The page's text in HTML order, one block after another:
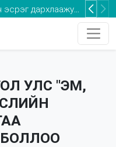
Та 2-5 насны хүүхдээ томуугийн эсрэг дархлаажуулалтад хамруулаарай
УЛС "ЭМ,